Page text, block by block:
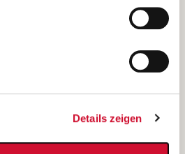
Details zeigen
AWO Bezirksverbandes Unterfranken